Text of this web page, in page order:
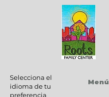
Selecciona el
idioma de tu
preferencia
Menú